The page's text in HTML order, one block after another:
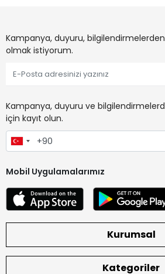
Kampanya, duyuru,
olmak istiyorum.
Kampanya, duyuru ve
için kayıt olun.
Mobil Uygulamalarımız
Kurumsal
Kategoriler